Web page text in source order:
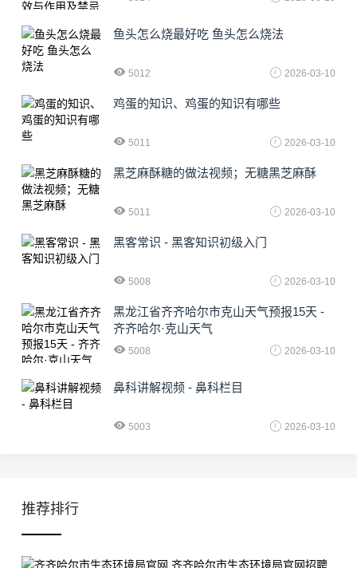
鱼头怎么烧最好吃 鱼头怎么烧法
5012 2026-03-10
鸡蛋的知识、鸡蛋的知识有哪些
5011 2026-03-10
黑芝麻酥糖的做法视频；无糖黑芝麻酥
5011 2026-03-10
黑客常识 - 黑客知识初级入门
5008 2026-03-10
黑龙江省齐齐哈尔市克山天气预报15天 -
齐齐哈尔·克山天气
5008 2026-03-10
鼻科讲解视频 - 鼻科栏目
5003 2026-03-10
推荐排行